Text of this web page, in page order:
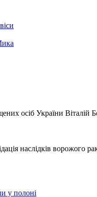
осіб України Віталій
наслідків ворожого